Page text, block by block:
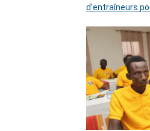
d’entraîneurs